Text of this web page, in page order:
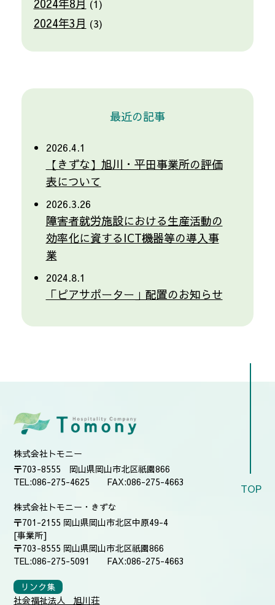
2024年8月 (1)
2024年3月 (3)
最近の記事
2026.4.1
【きずな】旭川・平田事業所の評価
表について
2026.3.26
障害者就労施設における生産活動の
効率化に資するICT機器等の導入事
業
2024.8.1
「ピアサポーター」配置のお知らせ
株式会社トモニー
〒703-8555 岡山県岡山市北区祇園866
TEL:086-275-4625 FAX:086-275-4663
株式会社トモニー・きずな
〒701-2155 岡山県岡山市北区中原49-4
[事業所]
〒703-8555 岡山県岡山市北区祇園866
TEL:086-275-5091 FAX:086-275-4663
リンク集
社会福祉法人 旭川荘
TOP